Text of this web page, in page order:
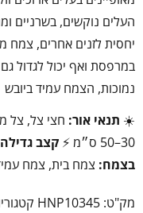
העלים נוקשים, בשרניים
יחסית לזנים אחרים, צמח
במרפסת ואף יכול לגדול
נמוכות, הצמח עמיד ביובש
☀️ תנאי אור: חצי צל, צל
30–50 ס״מ ⚡
קצב
בצמח: צמח בית, צמח
מק"ט: HNP10345